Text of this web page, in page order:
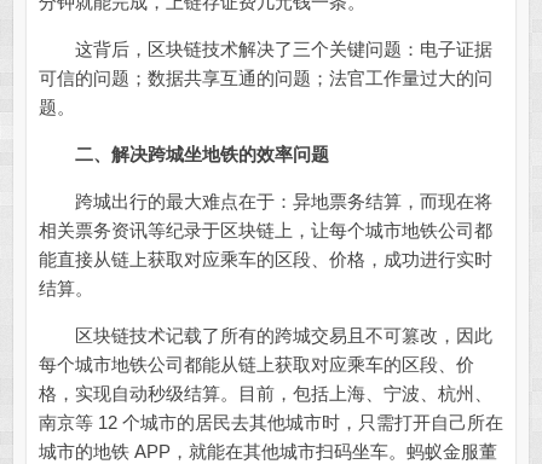
这背后，区块链技术解决了三个关键问题：电子证据
可信的问题；数据共享互通的问题；法官工作量过大的问
题。
二、解决跨城坐地铁的效率问题
跨城出行的最大难点在于：异地票务结算，而现在将
相关票务资讯等纪录于区块链上，让每个城市地铁公司都
能直接从链上获取对应乘车的区段、价格，成功进行实时
结算。
区块链技术记载了所有的跨城交易且不可篡改，因此
每个城市地铁公司都能从链上获取对应乘车的区段、价
格，实现自动秒级结算。目前，包括上海、宁波、杭州、
南京等 12 个城市的居民去其他城市时，只需打开自己所在
城市的地铁 APP，就能在其他城市扫码坐车。蚂蚁金服董